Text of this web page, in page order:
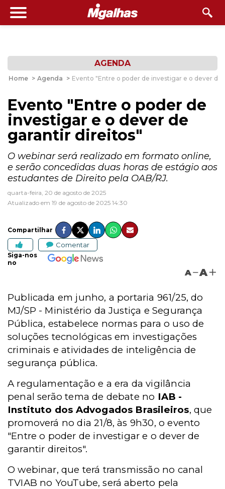
AGENDA
Home > Agenda > Evento "Entre o poder de investigar e o dever de
Evento "Entre o poder de
investigar e o dever de
garantir direitos"
O webinar será realizado em formato online,
e serão concedidas duas horas de estágio aos
estudantes de Direito pela OAB/RJ.
quarta-feira, 20 de agosto de 2025
Atualizado em 19 de agosto de 2025 14:30
Compartilhar
Comentar
Siga-nos
no
A A
Publicada em junho, a portaria 961/25, do
MJ/SP - Ministério da Justiça e Segurança
Pública, estabelece normas para o uso de
soluções tecnológicas em investigações
criminais e atividades de inteligência de
segurança pública.
A regulamentação e a era da vigilância
penal serão tema de debate no IAB -
Instituto dos Advogados Brasileiros, que
promoverá no dia 21/8, às 9h30, o evento
"Entre o poder de investigar e o dever de
garantir direitos".
O webinar, que terá transmissão no canal
TVIAB no YouTube, será aberto pela